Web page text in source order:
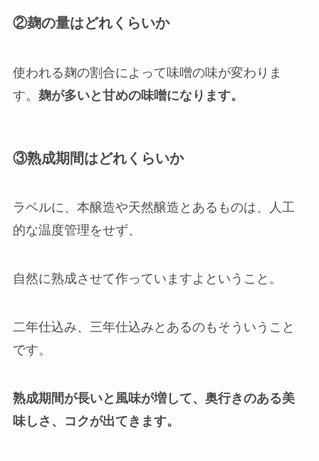
②麹の量はどれくらいか
使われる麹の割合によって味噌の味が変わりま
す。 麹が多いと甘めの味噌になります。
③熟成期間はどれくらいか
ラベルに、本醸造や天然醸造とあるものは、人工
的な温度管理をせず、
自然に熟成させて作っていますよということ。
二年仕込み、三年仕込みとあるのもそういうこと
です。
熟成期間が長いと風味が増して、奥行きのある美
味しさ、コクが出てきます。